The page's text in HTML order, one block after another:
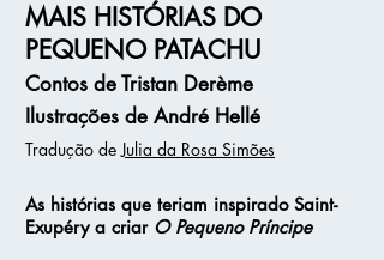
MAIS HISTÓRIAS DO
PEQUENO PATACHU
Contos deTristan Derème
Ilustrações de André Hellé
Tradução deJulia da Rosa Simões
As histórias que teriam inspirado Saint-
Exupéry a criar O Pequeno Príncipe